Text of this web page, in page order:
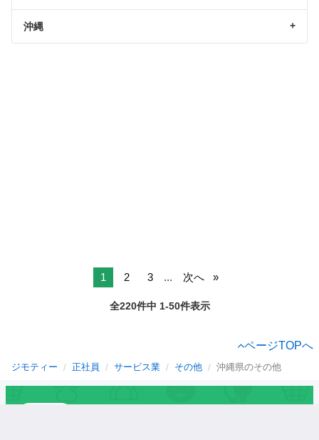
沖縄
1 2 3 ... 次へ
全220件中 1-50件表示
ページTOPへ
ジモティー 正社員 サービス業 その他 沖縄県のその他